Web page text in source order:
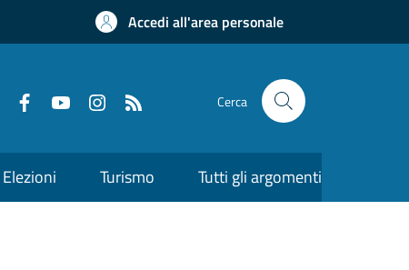
Accedi all'area personale
Cerca
Elezioni Turismo Tutti gli argomenti